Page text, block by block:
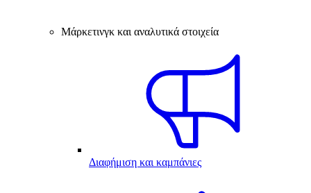
Μάρκετινγκ και αναλυτικά στοιχεία
Διαφήμιση και καμπάνιες